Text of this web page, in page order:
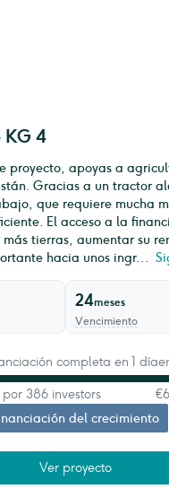
KG 4
proyecto, apoyas a
Gracias a un tractor
que requiere mucha
El acceso a la
tierras, aumentar su
hacia unos ingr...
24meses
Vencimiento
del crecimiento
completa en 1
386 investors
Ver proyecto